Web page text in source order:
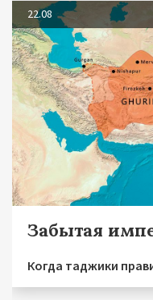
22.08
Забытая
Когда таджики